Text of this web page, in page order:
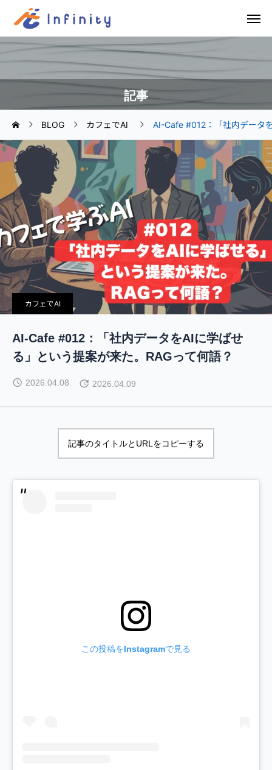
記事
BLOG カフェでAI AI-Cafe #012：「社内データ
カフェでAI
AI-Cafe #012：「社内データをAIに学ばせ
る」という提案が来た。RAGって何語？
2026.04.08 2026.04.09
記事のタイトルとURLをコピーする
この投稿をInstagramで見る